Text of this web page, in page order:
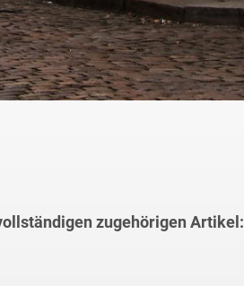
zugehörigen Artikel: